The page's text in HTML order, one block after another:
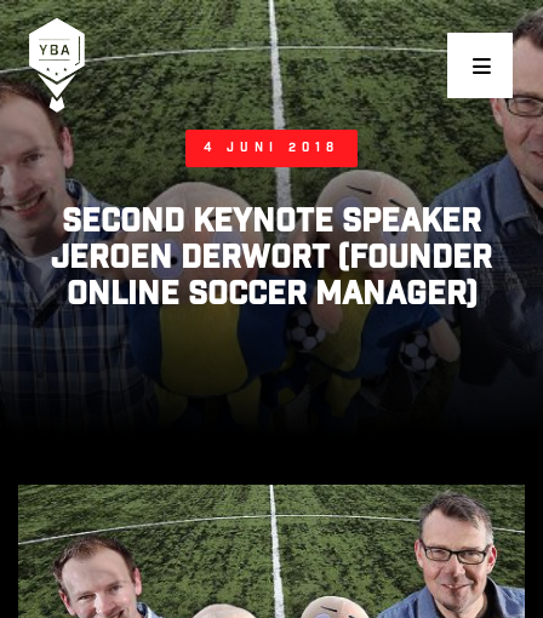
Young Business Award
4 juni 2018
Second keynote speaker
Jeroen Derwort (founder
Online Soccer Manager)